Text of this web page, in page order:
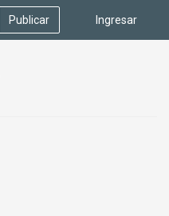
Ingresar
Publicar